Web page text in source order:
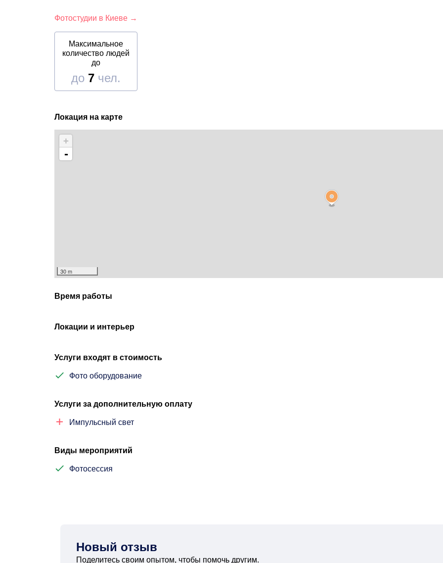
Фотостудии в Киеве →
Максимальное
количество людей
до
до 7 чел.
Локация на карте
+
-
30 m
Время работы
Локации и интерьер
Услуги входят в стоимость
Фото оборудование
Услуги за дополнительную оплату
Импульсный свет
Виды мероприятий
Фотосессия
Новый отзыв
Поделитесь своим опытом, чтобы помочь другим.